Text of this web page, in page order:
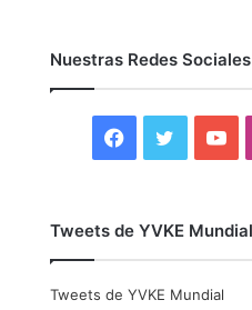
Nuestras Redes Sociales
F
c
i
Y
u
Tweets de YVKE Mundial
Tweets de YVKE Mundial